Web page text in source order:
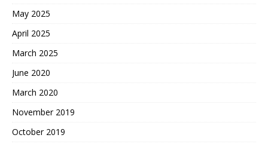
May 2025
April 2025
March 2025
June 2020
March 2020
November 2019
October 2019